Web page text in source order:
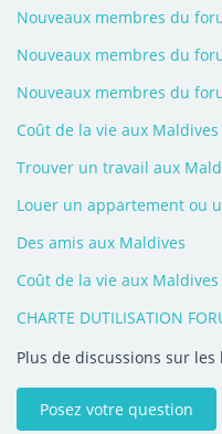
Nouveaux membres du
Coût de la vie aux Maldives
Trouver un travail aux
Louer un appartement ou
Des amis aux Maldives
Coût de la vie aux Maldives
CHARTE DUTILISATION
Plus de discussions sur
Posez votre question